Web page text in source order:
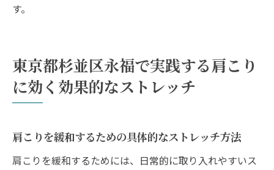
す。
東京都杉並区永福で実践する肩こり
に効く効果的なストレッチ
肩こりを緩和するための具体的なストレッチ方法
肩こりを緩和するためには、日常的に取り入れやすいス